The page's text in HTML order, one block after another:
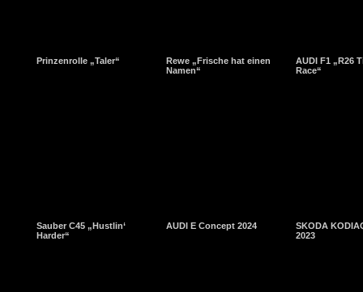
Prinzenrolle „Taler“
Rewe „Frische hat einen
Namen“
AUDI F1 „R26
Race“
Sauber C45 „Hustlin‘
Harder“
AUDI E Concept 2024
SKODA
2023